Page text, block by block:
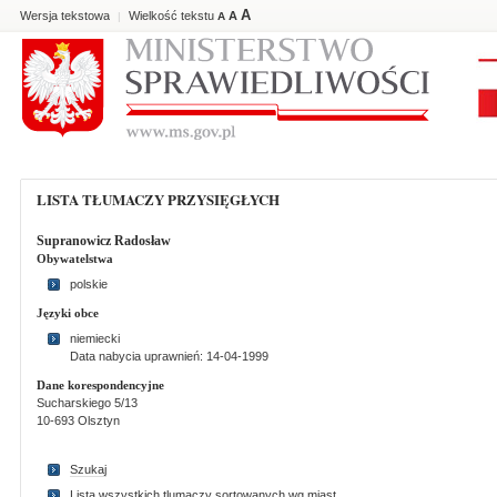
Wersja tekstowa | Wielkość tekstu A A A
LISTA TŁUMACZY PRZYSIĘGŁYCH
Supranowicz Radosław
Obywatelstwa
polskie
Języki obce
niemiecki
Data nabycia uprawnień: 14-04-1999
Dane korespondencyjne
Sucharskiego 5/13
10-693 Olsztyn
Szukaj